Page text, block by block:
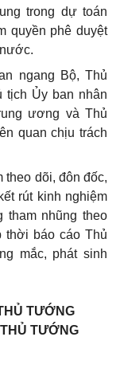
trong dự toán
quyền phê duyệt
ngang Bộ, Thủ
tịch Ủy ban nhân
ương và Thủ
quan chịu trách
theo dõi, đôn đốc,
rút kinh nghiệm
tham nhũng theo
thời báo cáo Thủ
mắc, phát sinh
TƯỚNG
THỦ TƯỚNG